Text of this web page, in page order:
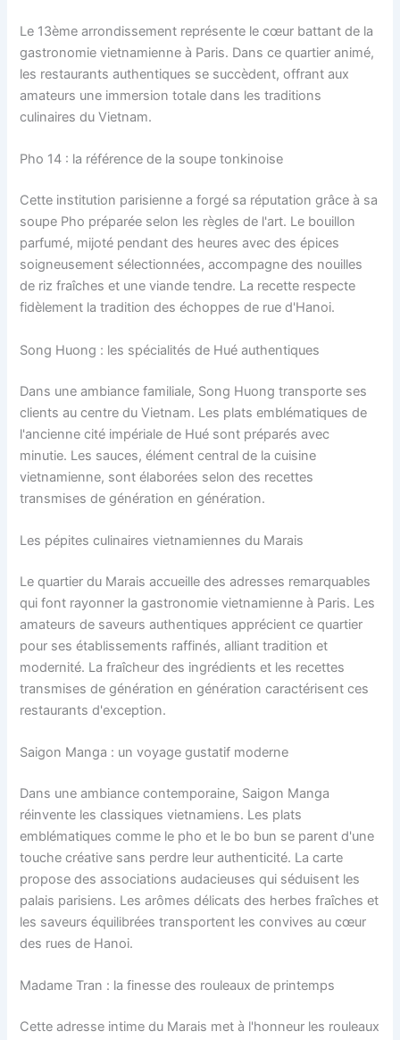
Le 13ème arrondissement représente le cœur battant de la
gastronomie vietnamienne à Paris. Dans ce quartier animé,
les restaurants authentiques se succèdent, offrant aux
amateurs une immersion totale dans les traditions
culinaires du Vietnam.
Pho 14 : la référence de la soupe tonkinoise
Cette institution parisienne a forgé sa réputation grâce à sa
soupe Pho préparée selon les règles de l'art. Le bouillon
parfumé, mijoté pendant des heures avec des épices
soigneusement sélectionnées, accompagne des nouilles
de riz fraîches et une viande tendre. La recette respecte
fidèlement la tradition des échoppes de rue d'Hanoi.
Song Huong : les spécialités de Hué authentiques
Dans une ambiance familiale, Song Huong transporte ses
clients au centre du Vietnam. Les plats emblématiques de
l'ancienne cité impériale de Hué sont préparés avec
minutie. Les sauces, élément central de la cuisine
vietnamienne, sont élaborées selon des recettes
transmises de génération en génération.
Les pépites culinaires vietnamiennes du Marais
Le quartier du Marais accueille des adresses remarquables
qui font rayonner la gastronomie vietnamienne à Paris. Les
amateurs de saveurs authentiques apprécient ce quartier
pour ses établissements raffinés, alliant tradition et
modernité. La fraîcheur des ingrédients et les recettes
transmises de génération en génération caractérisent ces
restaurants d'exception.
Saigon Manga : un voyage gustatif moderne
Dans une ambiance contemporaine, Saigon Manga
réinvente les classiques vietnamiens. Les plats
emblématiques comme le pho et le bo bun se parent d'une
touche créative sans perdre leur authenticité. La carte
propose des associations audacieuses qui séduisent les
palais parisiens. Les arômes délicats des herbes fraîches et
les saveurs équilibrées transportent les convives au cœur
des rues de Hanoi.
Madame Tran : la finesse des rouleaux de printemps
Cette adresse intime du Marais met à l'honneur les rouleaux